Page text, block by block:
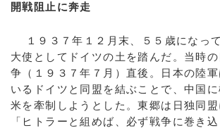
開戦阻止に奔走
１９３７年１２月末、５５歳になっ
大使としてドイツの土を踏んだ。当時
争（１９３７年７月）直後。日本の陸
いるドイツと同盟を結ぶことで、中国
米を牽制しようとした。東郷は日独同盟
「ヒトラーと組めば、必ず戦争に巻き